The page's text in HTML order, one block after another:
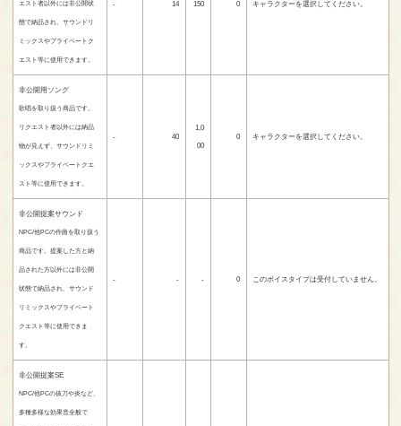
エスト者以外には非公開状
態で納品され、サウンドリ
ミックスやプライベートク
エスト等に使用できます。
- 14 150 0 キャラクターを選択してください。
非公開用ソング
歌唱を取り扱う商品です。
リクエスト者以外には納品
物が見えず、サウンドリミ
ックスやプライベートクエ
スト等に使用できます。
- 40
1,0
00
0 キャラクターを選択してください。
非公開提案サウンド
NPC/他PCの作曲を取り扱う
商品です。提案した方と納
品された方以外には非公開
状態で納品され、サウンド
リミックスやプライベート
クエスト等に使用できま
す。
- - - 0 このボイスタイプは受付していません。
非公開提案SE
NPC/他PCの抜刀や炎など、
多種多様な効果音全般で